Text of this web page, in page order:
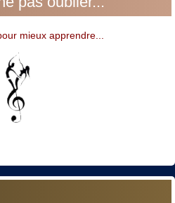
mieux apprendre...